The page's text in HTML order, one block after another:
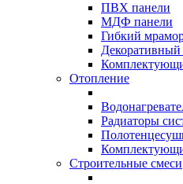
ПВХ панели
МДФ панели
Гибкий
Декоративный
Отопление
Радиаторы
Строительные смеси